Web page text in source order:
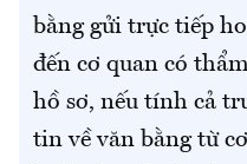
bằng gửi trực tiếp
đến cơ quan có
hồ sơ, nếu tính cả
tin về văn bằng từ